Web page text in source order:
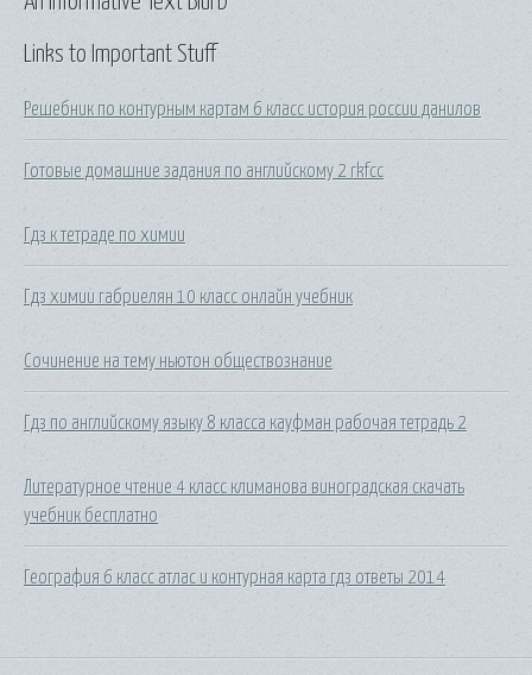
Links to Important Stuff
Решебник по контурным картам 6 класс история россии данилов
Готовые домашние задания по английскому 2 rkfcc
Гдз к тетраде по химии
Гдз химии габриелян 10 класс онлайн учебник
Сочинение на тему ньютон обществознание
Гдз по английскому языку 8 класса кауфман рабочая тетрадь 2
Литературное чтение 4 класс климанова виноградская скачать
учебник бесплатно
География 6 класс атлас и контурная карта гдз ответы 2014